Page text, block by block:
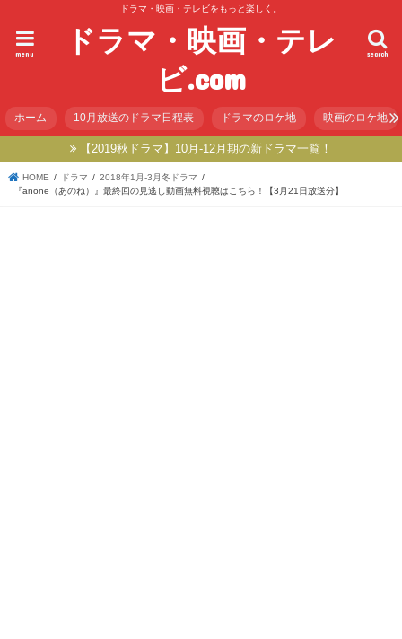
ドラマ・映画・テレビをもっと楽しく。
ドラマ・映画・テレ
ビ.com
search
menu
ホーム 10月放送のドラマ日程表 ドラマのロケ地 映画のロケ地
【2019秋ドラマ】10月-12月期の新ドラマ一覧！
HOME ドラマ
2018年1月-3月冬ドラマ
『anone（あのね）』最終回の見逃し動画無料視聴はこちら！【3月21日放送分】